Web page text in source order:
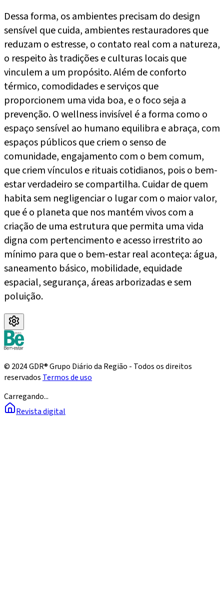
Dessa forma, os ambientes precisam do design
sensível que cuida, ambientes restauradores que
reduzam o estresse, o contato real com a natureza,
o respeito às tradições e culturas locais que
vinculem a um propósito. Além de conforto
térmico, comodidades e serviços que
proporcionem uma vida boa, e o foco seja a
prevenção. O wellness invisível é a forma como o
espaço sensível ao humano equilibra e abraça, com
espaços públicos que criem o senso de
comunidade, engajamento com o bem comum,
que criem vínculos e rituais cotidianos, pois o bem-
estar verdadeiro se compartilha. Cuidar de quem
habita sem negligenciar o lugar com o maior valor,
que é o planeta que nos mantém vivos com a
criação de uma estrutura que permita uma vida
digna com pertencimento e acesso irrestrito ao
mínimo para que o bem-estar real aconteça: água,
saneamento básico, mobilidade, equidade
espacial, segurança, áreas arborizadas e sem
poluição.
© 2024 GDR® Grupo Diário da Região - Todos os direitos
reservados Termos de uso
Carregando...
Revista digital